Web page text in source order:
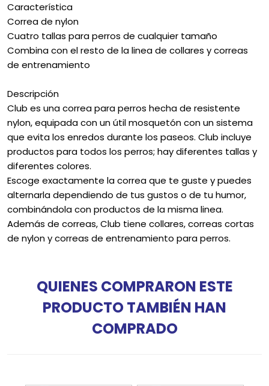
Característica
Correa de nylon
Cuatro tallas para perros de cualquier tamaño
Combina con el resto de la linea de collares y correas
de entrenamiento
Descripción
Club es una correa para perros hecha de resistente
nylon, equipada con un útil mosquetón con un sistema
que evita los enredos durante los paseos. Club incluye
productos para todos los perros; hay diferentes tallas y
diferentes colores.
Escoge exactamente la correa que te guste y puedes
alternarla dependiendo de tus gustos o de tu humor,
combinándola con productos de la misma linea.
Además de correas, Club tiene collares, correas cortas
de nylon y correas de entrenamiento para perros.
QUIENES COMPRARON ESTE
PRODUCTO TAMBIÉN HAN
COMPRADO